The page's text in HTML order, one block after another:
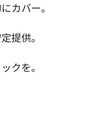
カバー。
提供。
クを。